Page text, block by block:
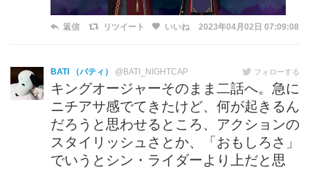
返信 リツイート いいね 2023年04月02日 07:09:08
BATI （バティ） @BATI_NIGHTCAP フォローする
キングオージャーそのまま二話へ。急に
ニチアサ感でてきたけど、何が起きるん
だろうと思わせるところ、アクションの
スタイリッシュさとか、「おもしろさ」
でいうとシン・ライダーより上だと思